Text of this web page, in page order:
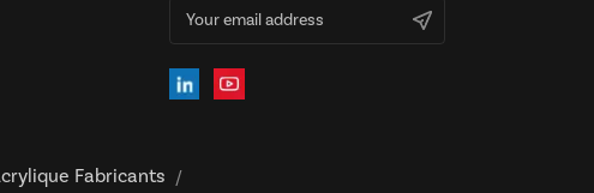
Fabricants /